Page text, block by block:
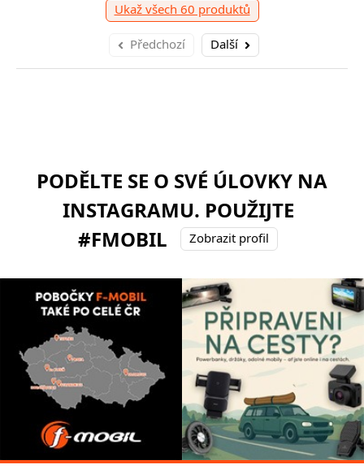
Ukaž všech 60 produktů
Předchozí Další
PODĚLTE SE O SVÉ ÚLOVKY NA
INSTAGRAMU. POUŽIJTE
#FMOBIL
Zobrazit profil